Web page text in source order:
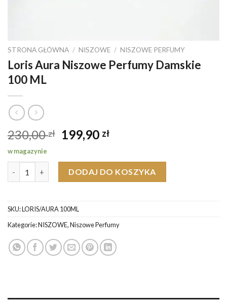
STRONA GŁÓWNA / NISZOWE / NISZOWE PERFUMY
Loris Aura Niszowe Perfumy Damskie
100 ML
230,00zł
Pierwotna
cena
wynosiła:
230,00 zł.
199,90 złAktualna
wynosi:
199,90 zł.
w magazynie
DODAJ DO KOSZYKA
SKU:LORIS/AURA 100ML
Kategorie:NISZOWE,Niszowe Perfumy